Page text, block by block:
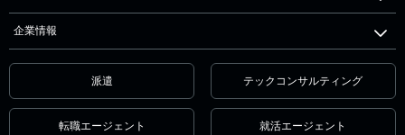
企業情報
派遣 テックコンサルティング
転職エージェント 就活エージェント